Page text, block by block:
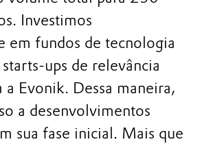
Investimos
em fundos de tecnologia
ups de relevância
a Evonik. Dessa maneira,
a desenvolvimentos
sua fase inicial. Mais que